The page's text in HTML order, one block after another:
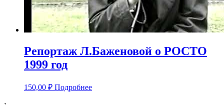
Репортаж Л.Баженовой о РОСТО
1999 год
150,00 ₽ Подробнее
`